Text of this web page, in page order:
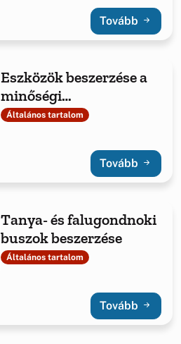
Tovább
Eszközök beszerzése a
minőségi
szolgáltatásokért a falu
Általános tartalom
Tovább
Tanya- és falugondnoki
buszok beszerzése
Általános tartalom
Tovább